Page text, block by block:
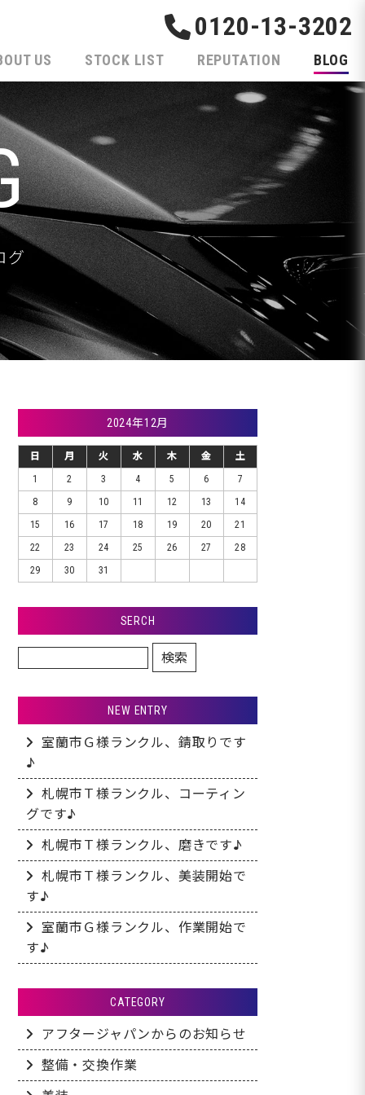
0120-13-3202
US STOCK LIST REPUTATION BLOG
グ
2024年12月
日 月 火 水 木 金
土
1
2 3 4 5 6
7
8
9 10 11 12 13
14
15
16 17 18 19 20
21
22
23 24 25 26 27
28
29
30 31
SERCH
検索
NEW ENTRY
室蘭市Ｇ様ランクル、錆取りです
♪
札幌市Ｔ様ランクル、コーティン
グです♪
札幌市Ｔ様ランクル、磨きです♪
札幌市Ｔ様ランクル、美装開始で
す♪
室蘭市Ｇ様ランクル、作業開始で
す♪
CATEGORY
アフタージャパンからのお知らせ
整備・交換作業